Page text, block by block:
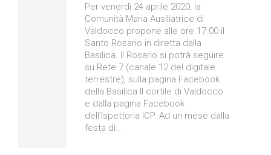
Per venerdì 24 aprile 2020, la
Comunità Maria Ausiliatrice di
Valdocco propone alle ore 17.00 il
Santo Rosario in diretta dalla
Basilica. Il Rosario si potrà seguire
su Rete 7 (canale 12 del digitale
terrestre), sulla pagina Facebook
della Basilica Il cortile di Valdocco
e dalla pagina Facebook
dell’Ispettoria ICP. Ad un mese dalla
festa di…